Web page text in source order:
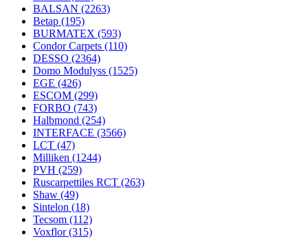
BALSAN (2263)
Betap (195)
BURMATEX (593)
Condor Carpets (110)
DESSO (2364)
Domo Modulyss (1525)
EGE (426)
ESCOM (299)
FORBO (743)
Halbmond (254)
INTERFACE (3566)
LCT (47)
Milliken (1244)
PVH (259)
Ruscarpettiles RCT (263)
Shaw (49)
Sintelon (18)
Tecsom (112)
Voxflor (315)